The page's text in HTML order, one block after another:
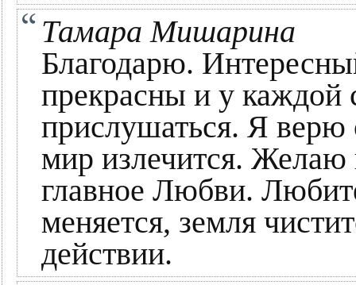
Тамара Мишарина
Благодарю.
прекрасны и у каждой
прислушаться. Я
мир излечится. Желаю
главное Любви.
меняется, земля
действии.